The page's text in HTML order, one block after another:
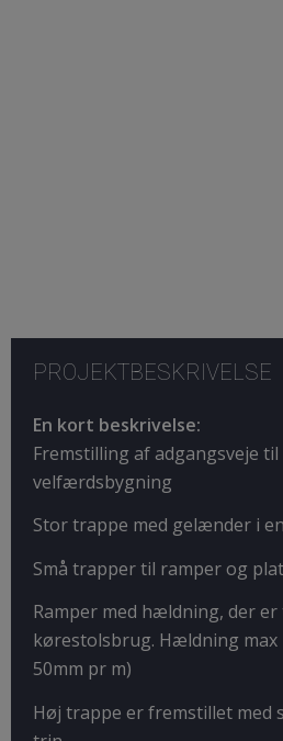
PROJEKTBESKRIVELSE
En kort beskrivelse:
Fremstilling af adgangsveje til
velfærdsbygning
Stor trappe med gelænder i
Små trapper til ramper og
Ramper med hældning, der
kørestolsbrug. Hældning max
50mm pr m)
Høj trappe er fremstillet med